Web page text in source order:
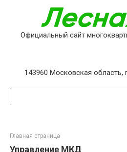
Официальный сайт
143960 Московская область,
Главная страница
Управление МКД